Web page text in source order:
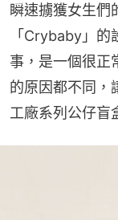
瞬速擄獲女生們
「Crybaby」
事，是一個很正
的原因都不同，
工廠系列公仔盲